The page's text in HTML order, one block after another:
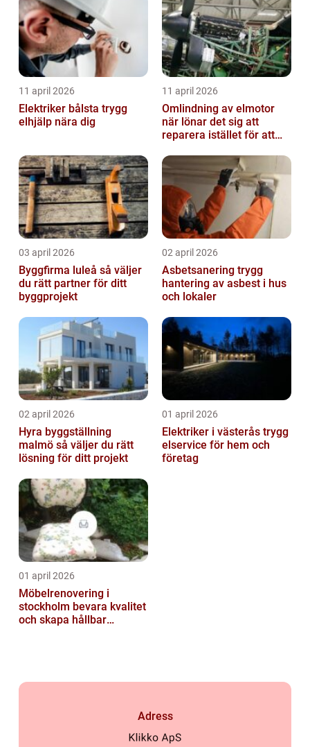
11 april 2026
Elektriker bålsta trygg
elhjälp nära dig
11 april 2026
Omlindning av elmotor
när lönar det sig att
reparera istället för att
03 april 2026
Byggfirma luleå så väljer
du rätt partner för ditt
byggprojekt
02 april 2026
Asbetsanering trygg
hantering av asbest i hus
och lokaler
02 april 2026
Hyra byggställning
malmö så väljer du rätt
lösning för ditt projekt
01 april 2026
Elektriker i västerås trygg
elservice för hem och
företag
01 april 2026
Möbelrenovering i
stockholm bevara kvalitet
och skapa hållbar
Adress